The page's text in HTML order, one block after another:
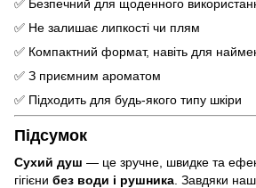
✅ Безпечний для щоденного
✅ Не залишає липкості чи плям
✅ Компактний формат, навіть для
✅ З приємним ароматом
✅ Підходить для будь-якого типу шкіри
Підсумок
Сухий душ — це зручне, швидке та
гігієни без води і рушника . Завдяки